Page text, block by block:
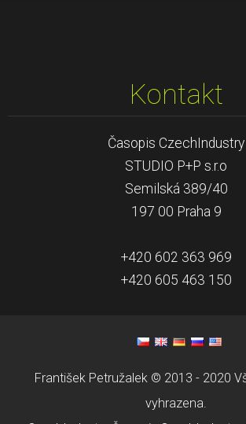
Kontakt
Časopis CzechIndustry
STUDIO P+P s.r.o
Semilská 389/40
197 00 Praha 9
+420 602 363 969
+420 605 463 150
František Petružalek © 2013 - 2020
vyhrazena.